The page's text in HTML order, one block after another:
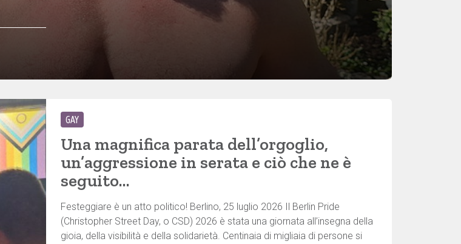
GAY
Una magnifica parata dell’orgoglio,
un’aggressione in serata e ciò che ne è
seguito…
Festeggiare è un atto politico! Berlino, 25 luglio 2026 Il Berlin Pride
(Christopher Street Day, o CSD) 2026 è stata una giornata all’insegna della
gioia, della visibilità e della solidarietà. Centinaia di migliaia di persone si